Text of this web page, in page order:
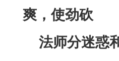
爽，使劲砍
法师分迷惑